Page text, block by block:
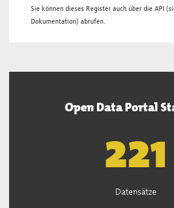
Sie können dieses Register auch über die API
Dokumentation) abrufen.
Open Data Portal
222
Datensätze